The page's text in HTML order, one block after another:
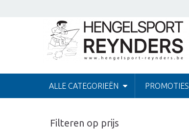
ALLE CATEGORIEËN PROMOTIES
Filteren op prijs